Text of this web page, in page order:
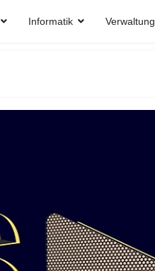
Informatik Verwaltung